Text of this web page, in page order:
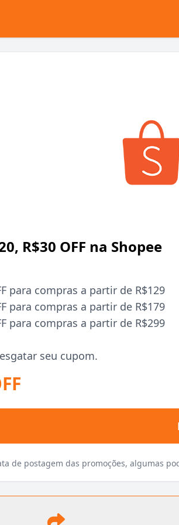
R$30 OFF na Shopee
para compras a partir de R$129
para compras a partir de R$179
para compras a partir de R$299
seu cupom.
de postagem das promoções, algumas